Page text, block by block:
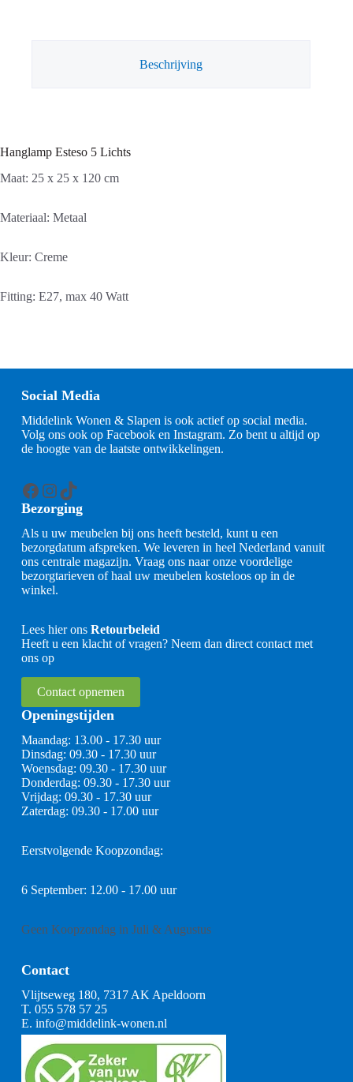
Beschrijving
Hanglamp Esteso 5 Lichts
Maat: 25 x 25 x 120 cm
Materiaal: Metaal
Kleur: Creme
Fitting: E27, max 40 Watt
Social Media
Middelink Wonen & Slapen is ook actief op social media.
Volg ons ook op Facebook en Instagram. Zo bent u altijd op
de hoogte van de laatste ontwikkelingen.
Facebook
Instagram
TikTok
Bezorging
Als u uw meubelen bij ons heeft besteld, kunt u een
bezorgdatum afspreken. We leveren in heel Nederland vanuit
ons centrale magazijn. Vraag ons naar onze voordelige
bezorgtarieven of haal uw meubelen kosteloos op in de
winkel.
Lees hier ons Retourbeleid
Heeft u een klacht of vragen? Neem dan direct contact met
ons op
Contact opnemen
Openingstijden
Maandag: 13.00 - 17.30 uur
Dinsdag: 09.30 - 17.30 uur
Woensdag: 09.30 - 17.30 uur
Donderdag: 09.30 - 17.30 uur
Vrijdag: 09.30 - 17.30 uur
Zaterdag: 09.30 - 17.00 uur
Eerstvolgende Koopzondag:
6 September: 12.00 - 17.00 uur
Geen Koopzondag in Juli & Augustus
Contact
Vlijtseweg 180, 7317 AK Apeldoorn
T. 055 578 57 25
E. info@middelink-wonen.nl